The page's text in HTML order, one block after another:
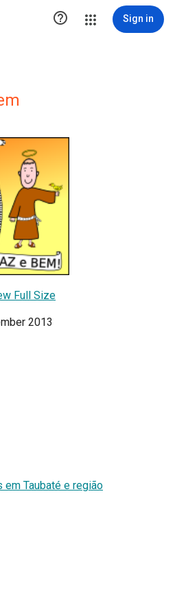
 Sign in
Full Size
2013
em Taubaté e região